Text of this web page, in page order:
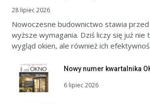
28 lipiec 2026
Nowoczesne budownictwo stawia
wyższe wymagania. Dziś liczy się już nie
wygląd okien, ale również ich
Nowy numer kwartalnika
6 lipiec 2026